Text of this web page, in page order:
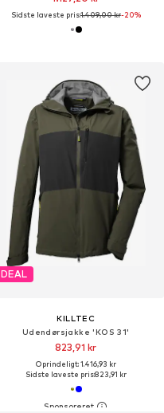
Sidste laveste pris:1.409,00 kr-20%
DEAL
KILLTEC
Udendørsjakke 'KOS 31'
823,91 kr
Oprindeligt: 1.416,93 kr
Sidste laveste pris:823,91 kr